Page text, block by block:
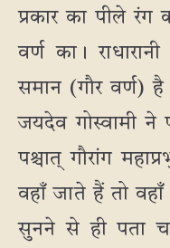
प्रकार का पीले रंग
वर्ण का।
समान (गौर वर्ण)
जयदेव गोस्वामी
पश्चात् गौरांग
वहाँ जाते हैं तो
सुनने से ही पता